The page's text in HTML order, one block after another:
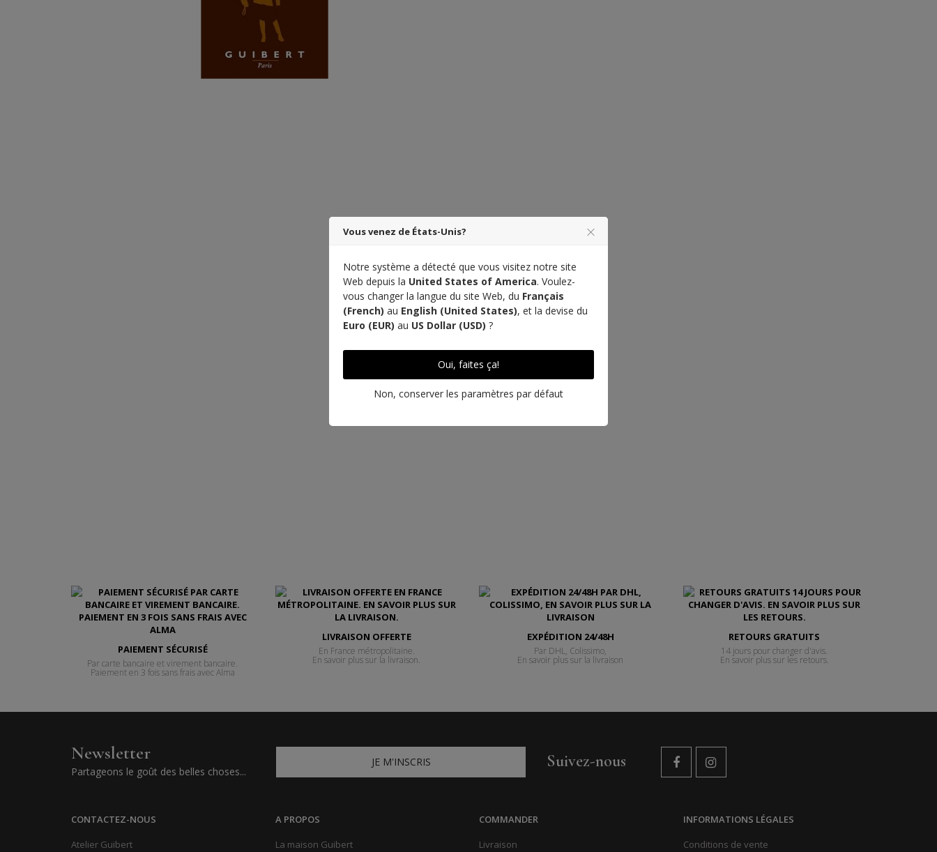
PAIEMENT SÉCURISÉ
Par carte bancaire et virement bancaire.
Paiement en 3 fois sans frais avec Alma
LIVRAISON OFFERTE
En France métropolitaine.
En savoir plus sur la livraison.
EXPÉDITION 24/48H
Par DHL, Colissimo,
En savoir plus sur la livraison
RETOURS GRATUITS
14 jours pour changer d'avis.
En savoir plus sur les retours.
Newsletter
Partageons le goût des belles choses...
JE M'INSCRIS Suivez-nous
CONTACTEZ-NOUS
Atelier Guibert
A PROPOS
La maison Guibert
COMMANDER
Livraison
INFORMATIONS LÉGALES
Conditions de vente
Vous venez de États-Unis?
Notre système a détecté que vous visitez notre site
Web depuis la United States of America. Voulez-
vous changer la langue du site Web, du Français
(French) au English (United States), et la devise du
Euro (EUR) au US Dollar (USD) ?
Oui, faites ça!
Non, conserver les paramètres par défaut